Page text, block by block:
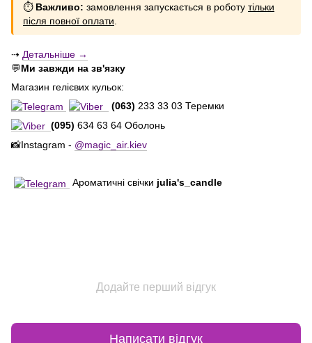
⏱ Важливо: замовлення запускається в роботу тільки
після повної оплати
⇢ Детальніше →
💬Ми завжди на зв'язку
Магазин гелієвих кульок:
(063) 233 33 03 Теремки
(095) 634 63 64 Оболонь
📸Instagram - @magic_air.kiev
Ароматичні свічки julia's_candle
Додайте перший відгук
Написати відгук